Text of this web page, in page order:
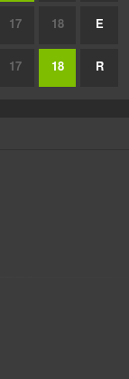
17 18 E
17 18 R